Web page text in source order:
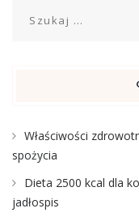
Właściwości
spożycia
Dieta 2500 kcal dla
jadłospis